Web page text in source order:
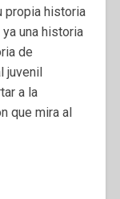
propia historia
una historia
de
juvenil
a la
que mira al